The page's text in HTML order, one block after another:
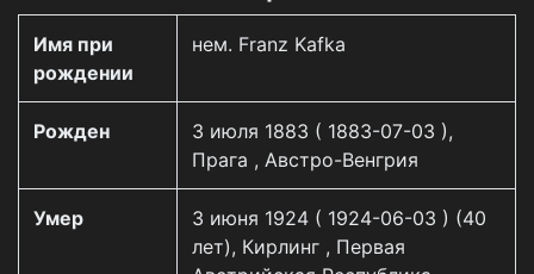
Имя при
рождении
нем. Franz Kafka
Рожден
3 июля 1883 ( 1883-07-03 ),
Прага , Австро-Венгрия
Умер
3 июня 1924 ( 1924-06-03 ) (40
лет), Кирлинг , Первая